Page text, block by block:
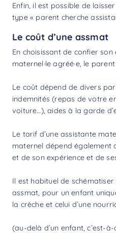
Enfin, il est possible de
type « parent cherche
Le coût d’une assmat
En choisissant de confier son
maternel·le agréé·e, le
Le coût dépend de divers
indemnités (repas de votre
voiture…),aides à la garde
Le tarif d’une assistante
maternel dépend également
et de son expérience et de
Il est habituel de
assmat, pour un enfant
la crèche et celui d’une
(au-delà d’un enfant, c’est-